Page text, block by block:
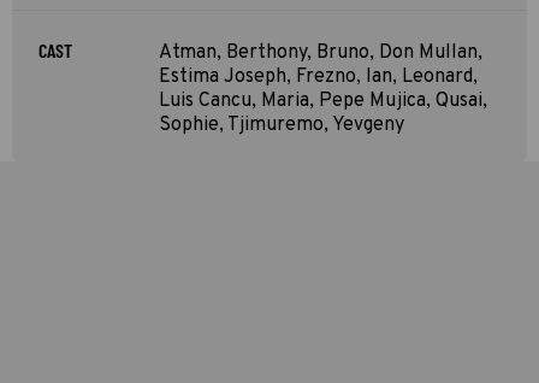
CAST
Atman, Berthony, Bruno, Don Mullan,
Estima Joseph, Frezno, Ian, Leonard,
Luis Cancu, Maria, Pepe Mujica, Qusai,
Sophie, Tjimuremo, Yevgeny